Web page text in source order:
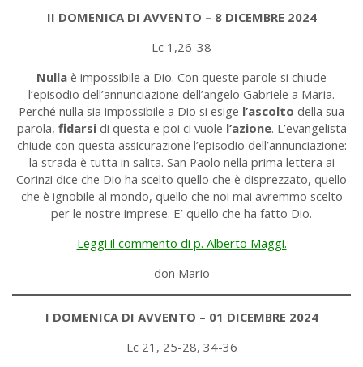
II DOMENICA DI AVVENTO – 8 DICEMBRE 2024
Lc 1,26-38
Nulla è impossibile a Dio. Con queste parole si chiude
l’episodio dell’annunciazione dell’angelo Gabriele a Maria.
Perché nulla sia impossibile a Dio si esige l’ascolto della sua
parola, fidarsi di questa e poi ci vuole l’azione. L’evangelista
chiude con questa assicurazione l’episodio dell’annunciazione:
la strada è tutta in salita. San Paolo nella prima lettera ai
Corinzi dice che Dio ha scelto quello che è disprezzato, quello
che è ignobile al mondo, quello che noi mai avremmo scelto
per le nostre imprese. E’ quello che ha fatto Dio.
Leggi il commento di p. Alberto Maggi.
don Mario
I DOMENICA DI AVVENTO – 01 DICEMBRE 2024
Lc 21, 25-28, 34-36